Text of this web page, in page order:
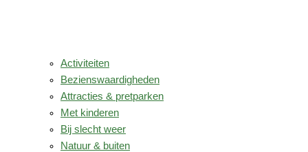
Activiteiten
Bezienswaardigheden
Attracties & pretparken
Met kinderen
Bij slecht weer
Natuur & buiten